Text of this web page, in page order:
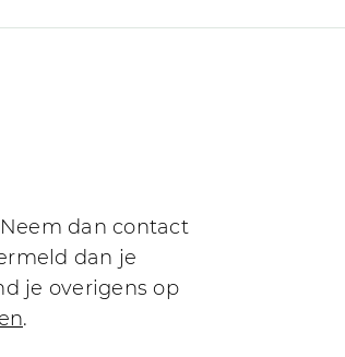
dan contact
dan je
je overigens op
.